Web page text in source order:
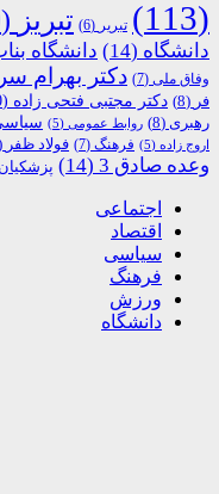
(113)
تبریر (6) تبریز (49)
دانشگاه (14) دانشگاه
وفاق ملی (7) دکتر بهرام
فر (8) دکتر مجتبی فتحی زاده (10)
رهبری (8) روابط عمومی (5)
اروج زاده (5) فرهنگ (7) فولاد ظفر
وعده صادق 3 (14) پزشکیان
اجتماعی
اقتصاد
سیاسی
فرهنگ
ورزش
دانشگاه